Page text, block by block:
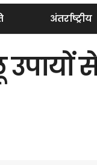
अंतर्राष्ट्रीय